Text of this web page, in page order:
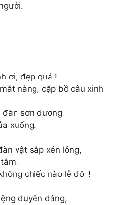
ơi, đẹp quá !
nàng, cặp bồ câu xinh
đàn sơn dương
xuống.
vật sắp xén lông,
chiếc nào lẻ đôi !
duyên dáng,